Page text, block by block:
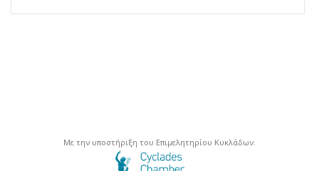
Με την υποστήριξη του Επιμελητηρίου Κυκλάδων.